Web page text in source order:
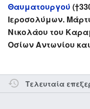
Θαυματουργού
Ιεροσολύμων.
Νικολάου του
Οσίων Αντωνίου
Τελευταία